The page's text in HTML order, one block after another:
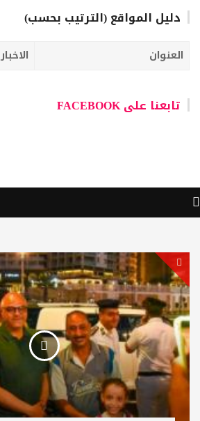
دليل المواقع (الترتيب بحسب)
العنوان الاخبار
تابعنا على FACEBOOK